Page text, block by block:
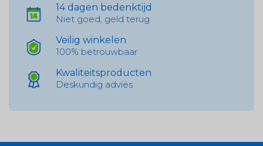
14 dagen bedenktijd
Niet goed, geld terug
Veilig winkelen
100% betrouwbaar
Kwaliteitsproducten
Deskundig advies